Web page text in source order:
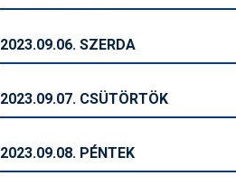
2023.09.06. SZERDA
2023.09.07. CSÜTÖRTÖK
2023.09.08. PÉNTEK